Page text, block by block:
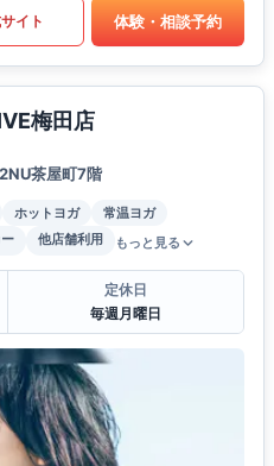
イト 体験・相談予約
梅田店
茶屋町7階
ホットヨガ
常温ヨガ
他店舗利用 もっと見る
定休日
毎週月曜日